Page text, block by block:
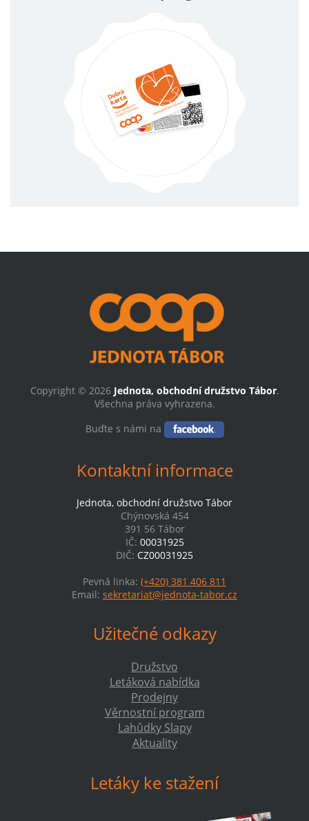
Copyright © 2026 Jednota, obchodní družstvo Tábor.
Všechna práva vyhrazena.
Buďte s námi na
Kontaktní informace
Jednota, obchodní družstvo Tábor
Chýnovská 454
391 56 Tábor
IČ: 00031925
DIČ: CZ00031925
Pevná linka: (+420) 381 406 811
Email: sekretariat@jednota-tabor.cz
Užitečné odkazy
Družstvo
Letáková nabídka
Prodejny
Věrnostní program
Lahůdky Slapy
Aktuality
Letáky ke stažení